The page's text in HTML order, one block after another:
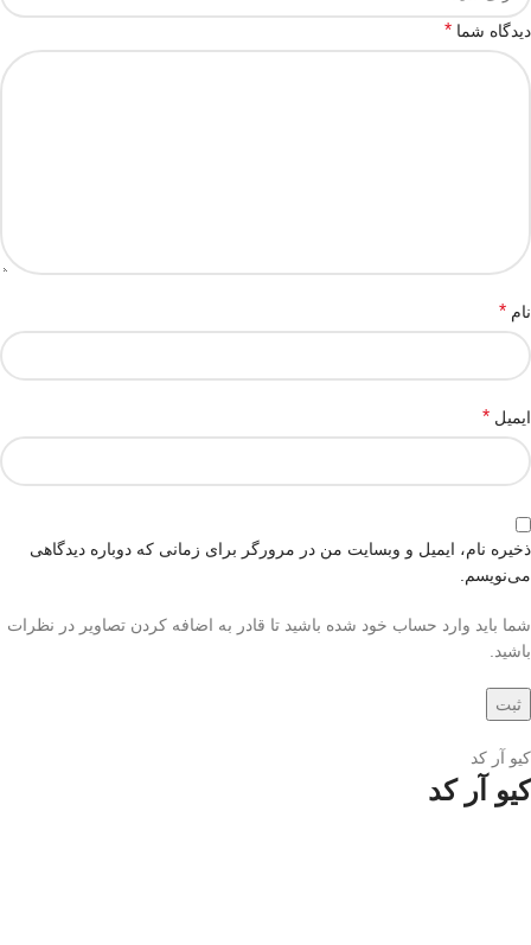
دیدگاه شما *
نام *
ایمیل *
ذخیره نام، ایمیل و وبسایت من در مرورگر برای زمانی که دوباره دیدگاهی
می‌نویسم.
شما باید وارد حساب خود شده باشید تا قادر به اضافه کردن تصاویر در نظرات
باشید.
کیو آر کد
کیو آر کد